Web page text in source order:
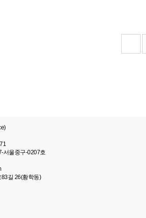
서울중구-0207호
길 26(황학동)